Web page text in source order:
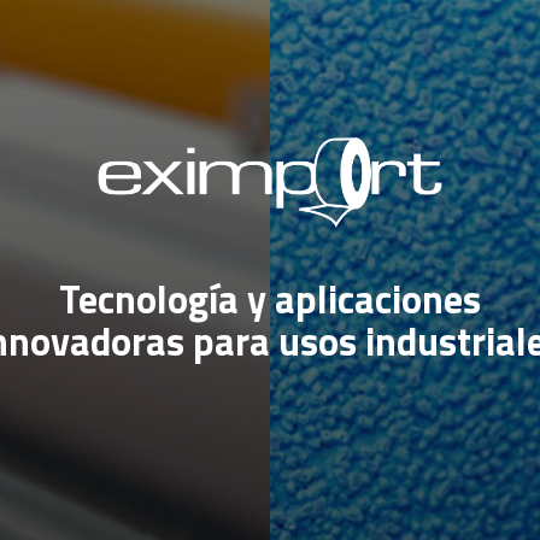
Tecnología y aplicaciones
para usos